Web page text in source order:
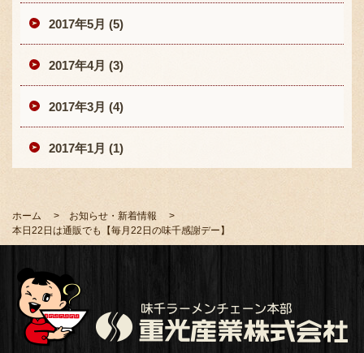
2017年5月 (5)
2017年4月 (3)
2017年3月 (4)
2017年1月 (1)
ホーム
お知らせ・新着情報
本日22日は通販でも【毎月22日の味千感謝デー】